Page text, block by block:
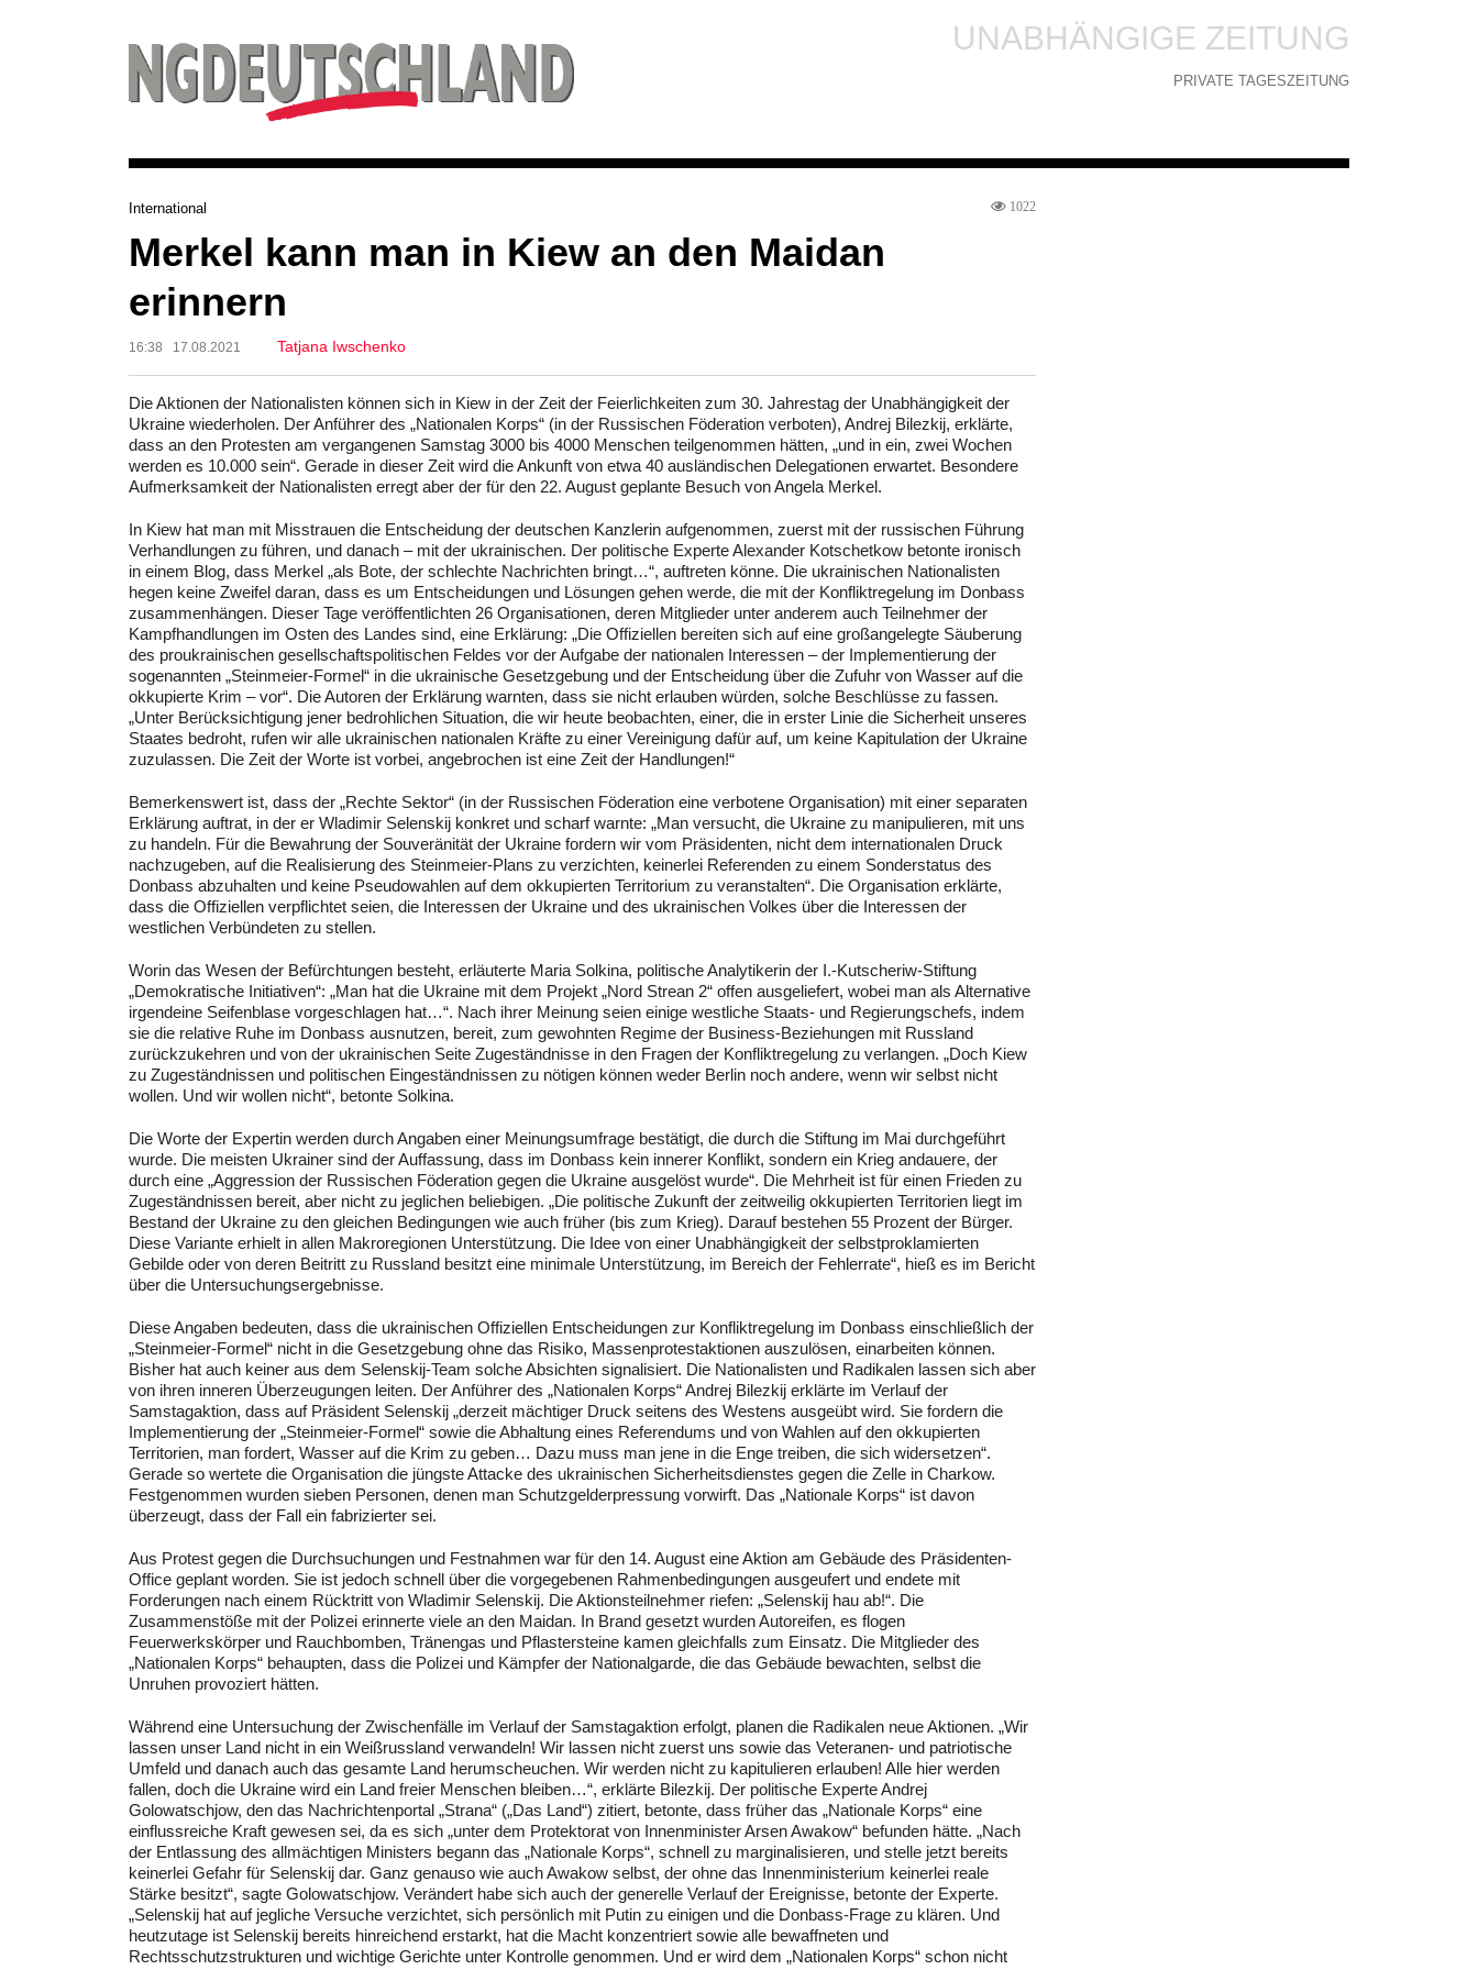
UNABHÄNGIGE ZEITUNG
PRIVATE TAGESZEITUNG
International 1022
Merkel kann man in Kiew an den Maidan
erinnern
16:38 17.08.2021 Tatjana Iwschenko
Die Aktionen der Nationalisten können sich in Kiew in der Zeit der Feierlichkeiten zum 30. Jahrestag der Unabhängigkeit der
Ukraine wiederholen. Der Anführer des „Nationalen Korps“ (in der Russischen Föderation verboten), Andrej Bilezkij, erklärte,
dass an den Protesten am vergangenen Samstag 3000 bis 4000 Menschen teilgenommen hätten, „und in ein, zwei Wochen
werden es 10.000 sein“. Gerade in dieser Zeit wird die Ankunft von etwa 40 ausländischen Delegationen erwartet. Besondere
Aufmerksamkeit der Nationalisten erregt aber der für den 22. August geplante Besuch von Angela Merkel.
In Kiew hat man mit Misstrauen die Entscheidung der deutschen Kanzlerin aufgenommen, zuerst mit der russischen Führung
Verhandlungen zu führen, und danach – mit der ukrainischen. Der politische Experte Alexander Kotschetkow betonte ironisch
in einem Blog, dass Merkel „als Bote, der schlechte Nachrichten bringt…“, auftreten könne. Die ukrainischen Nationalisten
hegen keine Zweifel daran, dass es um Entscheidungen und Lösungen gehen werde, die mit der Konfliktregelung im Donbass
zusammenhängen. Dieser Tage veröffentlichten 26 Organisationen, deren Mitglieder unter anderem auch Teilnehmer der
Kampfhandlungen im Osten des Landes sind, eine Erklärung: „Die Offiziellen bereiten sich auf eine großangelegte Säuberung
des proukrainischen gesellschaftspolitischen Feldes vor der Aufgabe der nationalen Interessen – der Implementierung der
sogenannten „Steinmeier-Formel“ in die ukrainische Gesetzgebung und der Entscheidung über die Zufuhr von Wasser auf die
okkupierte Krim – vor“. Die Autoren der Erklärung warnten, dass sie nicht erlauben würden, solche Beschlüsse zu fassen.
„Unter Berücksichtigung jener bedrohlichen Situation, die wir heute beobachten, einer, die in erster Linie die Sicherheit unseres
Staates bedroht, rufen wir alle ukrainischen nationalen Kräfte zu einer Vereinigung dafür auf, um keine Kapitulation der Ukraine
zuzulassen. Die Zeit der Worte ist vorbei, angebrochen ist eine Zeit der Handlungen!“
Bemerkenswert ist, dass der „Rechte Sektor“ (in der Russischen Föderation eine verbotene Organisation) mit einer separaten
Erklärung auftrat, in der er Wladimir Selenskij konkret und scharf warnte: „Man versucht, die Ukraine zu manipulieren, mit uns
zu handeln. Für die Bewahrung der Souveränität der Ukraine fordern wir vom Präsidenten, nicht dem internationalen Druck
nachzugeben, auf die Realisierung des Steinmeier-Plans zu verzichten, keinerlei Referenden zu einem Sonderstatus des
Donbass abzuhalten und keine Pseudowahlen auf dem okkupierten Territorium zu veranstalten“. Die Organisation erklärte,
dass die Offiziellen verpflichtet seien, die Interessen der Ukraine und des ukrainischen Volkes über die Interessen der
westlichen Verbündeten zu stellen.
Worin das Wesen der Befürchtungen besteht, erläuterte Maria Solkina, politische Analytikerin der I.-Kutscheriw-Stiftung
„Demokratische Initiativen“: „Man hat die Ukraine mit dem Projekt „Nord Strean 2“ offen ausgeliefert, wobei man als Alternative
irgendeine Seifenblase vorgeschlagen hat…“. Nach ihrer Meinung seien einige westliche Staats- und Regierungschefs, indem
sie die relative Ruhe im Donbass ausnutzen, bereit, zum gewohnten Regime der Business-Beziehungen mit Russland
zurückzukehren und von der ukrainischen Seite Zugeständnisse in den Fragen der Konfliktregelung zu verlangen. „Doch Kiew
zu Zugeständnissen und politischen Eingeständnissen zu nötigen können weder Berlin noch andere, wenn wir selbst nicht
wollen. Und wir wollen nicht“, betonte Solkina.
Die Worte der Expertin werden durch Angaben einer Meinungsumfrage bestätigt, die durch die Stiftung im Mai durchgeführt
wurde. Die meisten Ukrainer sind der Auffassung, dass im Donbass kein innerer Konflikt, sondern ein Krieg andauere, der
durch eine „Aggression der Russischen Föderation gegen die Ukraine ausgelöst wurde“. Die Mehrheit ist für einen Frieden zu
Zugeständnissen bereit, aber nicht zu jeglichen beliebigen. „Die politische Zukunft der zeitweilig okkupierten Territorien liegt im
Bestand der Ukraine zu den gleichen Bedingungen wie auch früher (bis zum Krieg). Darauf bestehen 55 Prozent der Bürger.
Diese Variante erhielt in allen Makroregionen Unterstützung. Die Idee von einer Unabhängigkeit der selbstproklamierten
Gebilde oder von deren Beitritt zu Russland besitzt eine minimale Unterstützung, im Bereich der Fehlerrate“, hieß es im Bericht
über die Untersuchungsergebnisse.
Diese Angaben bedeuten, dass die ukrainischen Offiziellen Entscheidungen zur Konfliktregelung im Donbass einschließlich der
„Steinmeier-Formel“ nicht in die Gesetzgebung ohne das Risiko, Massenprotestaktionen auszulösen, einarbeiten können.
Bisher hat auch keiner aus dem Selenskij-Team solche Absichten signalisiert. Die Nationalisten und Radikalen lassen sich aber
von ihren inneren Überzeugungen leiten. Der Anführer des „Nationalen Korps“ Andrej Bilezkij erklärte im Verlauf der
Samstagaktion, dass auf Präsident Selenskij „derzeit mächtiger Druck seitens des Westens ausgeübt wird. Sie fordern die
Implementierung der „Steinmeier-Formel“ sowie die Abhaltung eines Referendums und von Wahlen auf den okkupierten
Territorien, man fordert, Wasser auf die Krim zu geben… Dazu muss man jene in die Enge treiben, die sich widersetzen“.
Gerade so wertete die Organisation die jüngste Attacke des ukrainischen Sicherheitsdienstes gegen die Zelle in Charkow.
Festgenommen wurden sieben Personen, denen man Schutzgelderpressung vorwirft. Das „Nationale Korps“ ist davon
überzeugt, dass der Fall ein fabrizierter sei.
Aus Protest gegen die Durchsuchungen und Festnahmen war für den 14. August eine Aktion am Gebäude des Präsidenten-
Office geplant worden. Sie ist jedoch schnell über die vorgegebenen Rahmenbedingungen ausgeufert und endete mit
Forderungen nach einem Rücktritt von Wladimir Selenskij. Die Aktionsteilnehmer riefen: „Selenskij hau ab!“. Die
Zusammenstöße mit der Polizei erinnerte viele an den Maidan. In Brand gesetzt wurden Autoreifen, es flogen
Feuerwerkskörper und Rauchbomben, Tränengas und Pflastersteine kamen gleichfalls zum Einsatz. Die Mitglieder des
„Nationalen Korps“ behaupten, dass die Polizei und Kämpfer der Nationalgarde, die das Gebäude bewachten, selbst die
Unruhen provoziert hätten.
Während eine Untersuchung der Zwischenfälle im Verlauf der Samstagaktion erfolgt, planen die Radikalen neue Aktionen. „Wir
lassen unser Land nicht in ein Weißrussland verwandeln! Wir lassen nicht zuerst uns sowie das Veteranen- und patriotische
Umfeld und danach auch das gesamte Land herumscheuchen. Wir werden nicht zu kapitulieren erlauben! Alle hier werden
fallen, doch die Ukraine wird ein Land freier Menschen bleiben…“, erklärte Bilezkij. Der politische Experte Andrej
Golowatschjow, den das Nachrichtenportal „Strana“ („Das Land“) zitiert, betonte, dass früher das „Nationale Korps“ eine
einflussreiche Kraft gewesen sei, da es sich „unter dem Protektorat von Innenminister Arsen Awakow“ befunden hätte. „Nach
der Entlassung des allmächtigen Ministers begann das „Nationale Korps“, schnell zu marginalisieren, und stelle jetzt bereits
keinerlei Gefahr für Selenskij dar. Ganz genauso wie auch Awakow selbst, der ohne das Innenministerium keinerlei reale
Stärke besitzt“, sagte Golowatschjow. Verändert habe sich auch der generelle Verlauf der Ereignisse, betonte der Experte.
„Selenskij hat auf jegliche Versuche verzichtet, sich persönlich mit Putin zu einigen und die Donbass-Frage zu klären. Und
heutzutage ist Selenskij bereits hinreichend erstarkt, hat die Macht konzentriert sowie alle bewaffneten und
Rechtsschutzstrukturen und wichtige Gerichte unter Kontrolle genommen. Und er wird dem „Nationalen Korps“ schon nicht